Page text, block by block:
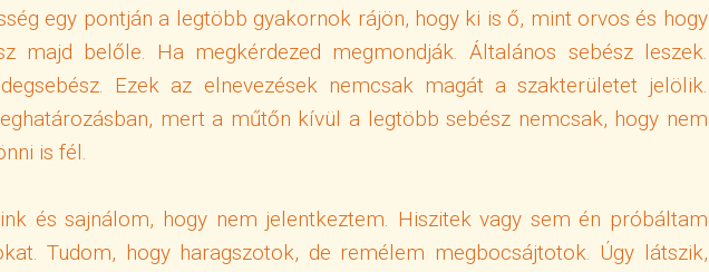
egy pontján a legtöbb gyakornok rájön, hogy ki is ő, mint orvos és hogy
majd belőle. Ha megkérdezed megmondják. Általános sebész leszek.
Ezek az elnevezések nemcsak magát a szakterületet jelölik.
mert a műtőn kívül a legtöbb sebész nemcsak, hogy nem
is fél.
és sajnálom, hogy nem jelentkeztem. Hiszitek vagy sem én próbáltam
Tudom, hogy haragszotok, de remélem megbocsájtotok. Úgy látszik,